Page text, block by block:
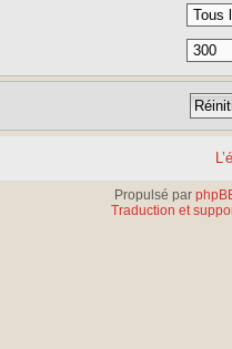
Propulsé par
Traduction et